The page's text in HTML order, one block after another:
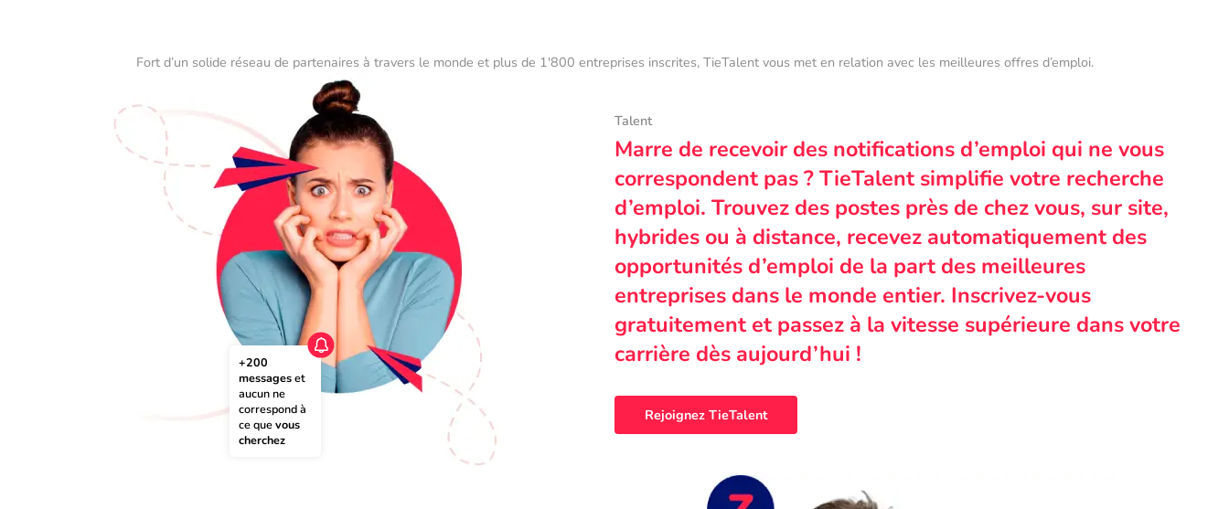
Fort d’un solide réseau de partenaires à travers le monde et plus de 1'800 entreprises inscrites, TieTalent vous met en relation avec les meilleures offres d’emploi.
+200
messages et
aucun ne
correspond à
ce que vous
cherchez
Talent
Marre de recevoir des notifications d’emploi qui ne vous
correspondent pas ? TieTalent simplifie votre recherche
d’emploi. Trouvez des postes près de chez vous, sur site,
hybrides ou à distance, recevez automatiquement des
opportunités d’emploi de la part des meilleures
entreprises dans le monde entier. Inscrivez-vous
gratuitement et passez à la vitesse supérieure dans votre
carrière dès aujourd’hui !
Rejoignez TieTalent